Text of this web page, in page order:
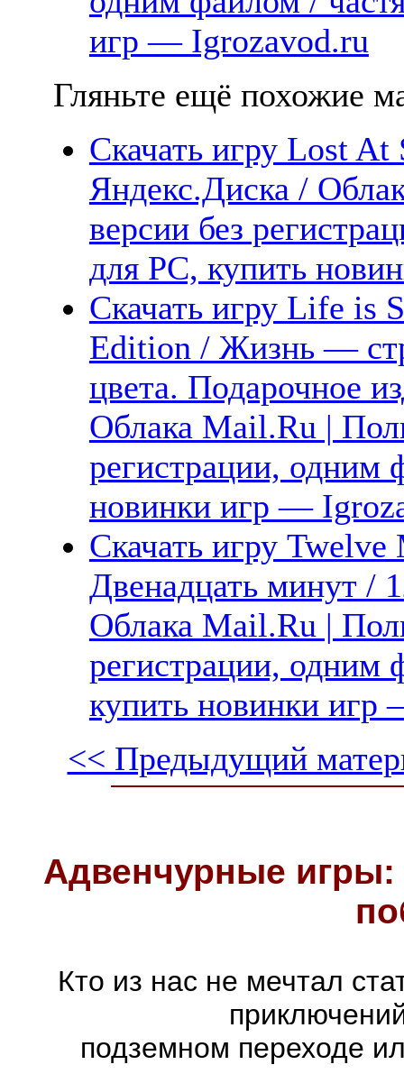
игр — Igrozavod.ru
Гляньте ещё похожие
Скачать игру Lost At
Яндекс.Диска /
версии без
для PC, купить
Скачать игру Life is
Edition / Жизнь —
цвета. Подарочное
Облака Mail.Ru |
регистрации, одним
новинки игр —
Скачать игру
Двенадцать минут /
Облака Mail.Ru |
регистрации, одним
купить новинки
<< Предыдущий
Адвенчурные
Кто из нас не мечтал
подземном переходе